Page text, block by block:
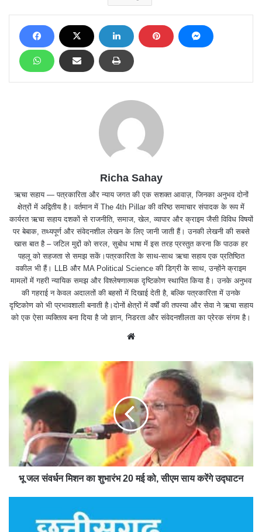
Richa Sahay
ऋचा सहाय — पत्रकारिता और न्याय जगत की एक सशक्त आवाज़, जिनका अनुभव दोनों
क्षेत्रों में अद्वितीय है। वर्तमान में The 4th Pillar की वरिष्ठ समाचार संपादक के रूप में
कार्यरत ऋचा सहाय दशकों से राजनीति, समाज, खेल, व्यापार और क्राइम जैसी विविध विषयों
पर बेबाक, तथ्यपूर्ण और संवेदनशील लेखन के लिए जानी जाती हैं। उनकी लेखनी की सबसे
खास बात है – जटिल मुद्दों को सरल, सुबोध भाषा में इस तरह प्रस्तुत करना कि पाठक हर
पहलू को सहजता से समझ सकें।पत्रकारिता के साथ-साथ ऋचा सहाय एक प्रतिष्ठित
वकील भी हैं। LLB और MA Political Science की डिग्री के साथ, उन्होंने क्राइम
मामलों में गहरी न्यायिक समझ और विश्लेषणात्मक दृष्टिकोण स्थापित किया है। उनके अनुभव
की गहराई न केवल अदालतों की बहसों में दिखाई देती है, बल्कि पत्रकारिता में उनके
दृष्टिकोण को भी प्रभावशाली बनाती है।दोनों क्षेत्रों में वर्षों की तपस्या और सेवा ने ऋचा सहाय
को एक ऐसा व्यक्तित्व बना दिया है जो ज्ञान, निडरता और संवेदनशीलता का प्रेरक संगम है।
e
भू जल संवर्धन मिशन का शुभारंभ 20 मई को, सीएम साय करेंगे उद्घाटन